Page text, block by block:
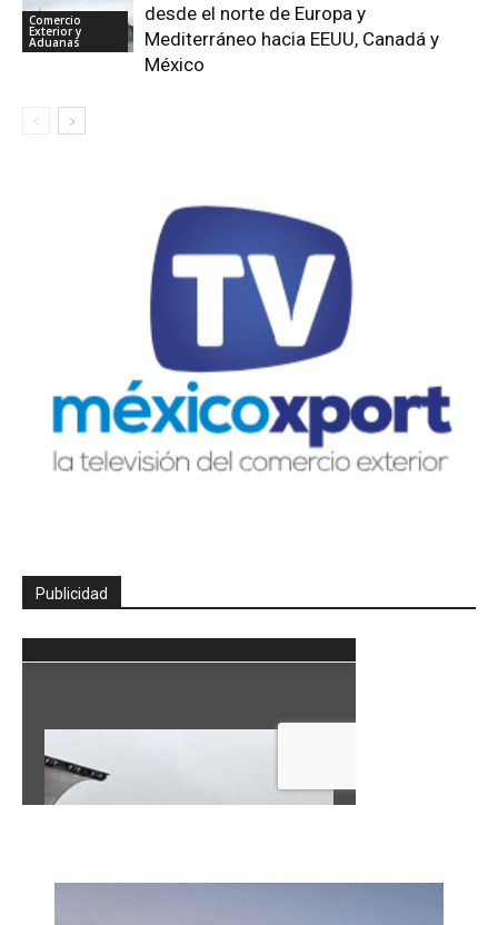
Comercio
Exterior y
Aduanas
desde el norte de Europa y
Mediterráneo hacia EEUU, Canadá y
México
Publicidad